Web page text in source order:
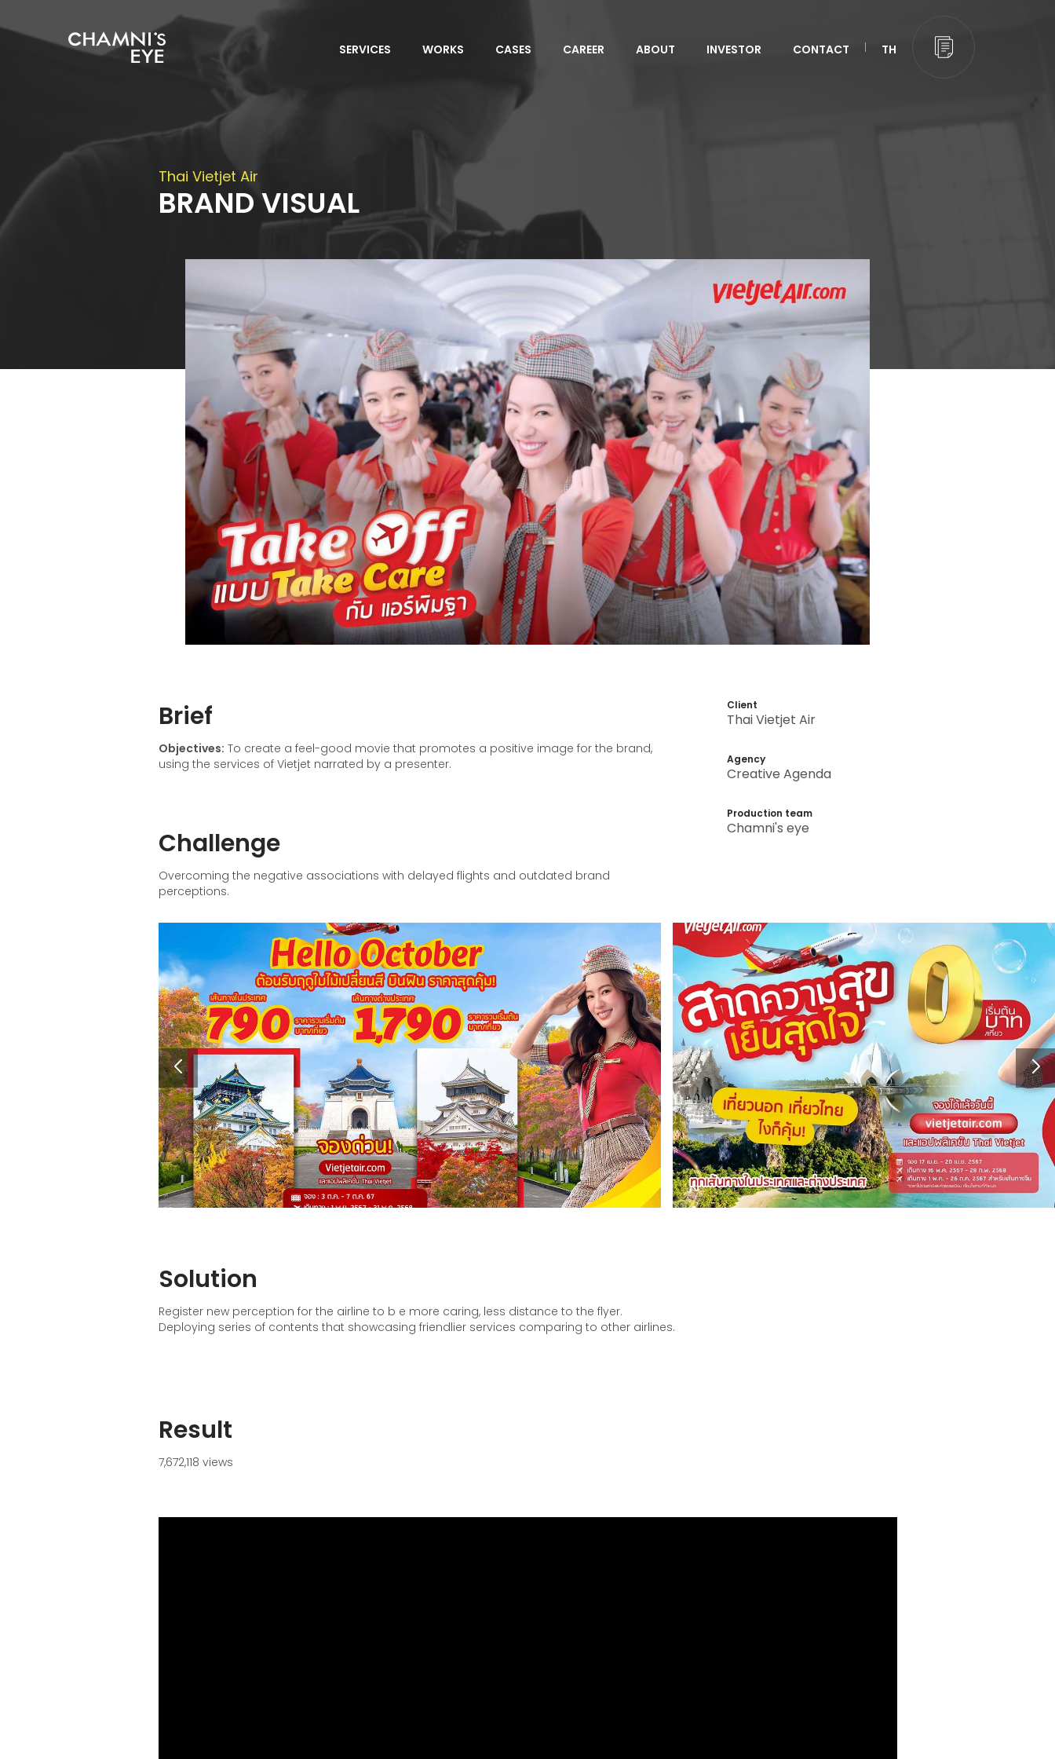
SERVICES WORKS CASES CAREER ABOUT INVESTOR CONTACT TH
Thai Vietjet Air
BRAND VISUAL
Brief
Objectives: To create a feel-good movie that promotes a positive image for the brand,
using the services of Vietjet narrated by a presenter.
Challenge
Overcoming the negative associations with delayed flights and outdated brand
perceptions.
Client
Thai Vietjet Air
Agency
Creative Agenda
Production team
Chamni's eye
Solution
Register new perception for the airline to b e more caring, less distance to the flyer.
Deploying series of contents that showcasing friendlier services comparing to other airlines.
Result
7,672,118 views